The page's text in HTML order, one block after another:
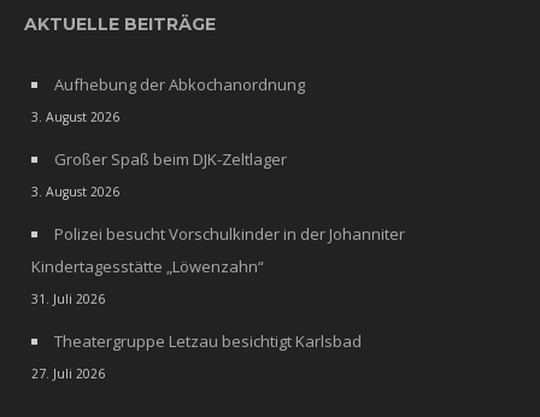
AKTUELLE BEITRÄGE
Aufhebung der Abkochanordnung
3. August 2026
Großer Spaß beim DJK-Zeltlager
3. August 2026
Polizei besucht Vorschulkinder in der Johanniter
Kindertagesstätte „Löwenzahn“
31. Juli 2026
Theatergruppe Letzau besichtigt Karlsbad
27. Juli 2026